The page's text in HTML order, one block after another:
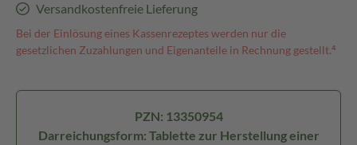
Versandkostenfreie Lieferung
Bei der Einlösung eines Kassenrezeptes werden nur die
gesetzlichen Zuzahlungen und Eigenanteile in Rechnung gestellt.⁴
PZN: 13350954
Darreichungsform: Tablette zur Herstellung einer